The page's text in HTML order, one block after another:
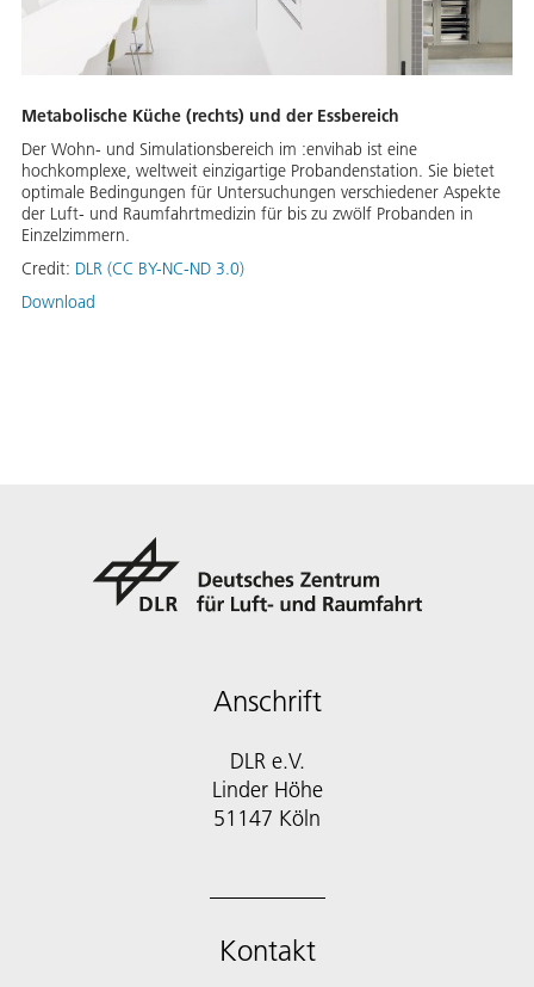
Metabolische Küche (rechts) und der Essbereich
Der Wohn- und Simulationsbereich im :envihab ist eine
hochkomplexe, weltweit einzigartige Probandenstation. Sie bietet
optimale Bedingungen für Untersuchungen verschiedener Aspekte
der Luft- und Raumfahrtmedizin für bis zu zwölf Probanden in
Einzelzimmern.
Credit: DLR (CC BY-NC-ND 3.0)
Download
Anschrift
DLR e.V.
Linder Höhe
51147 Köln
Kontakt